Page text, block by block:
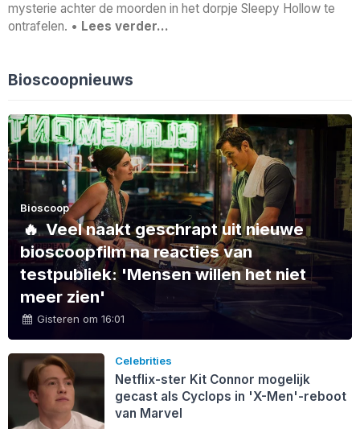
mysterie achter de moorden in het dorpje Sleepy Hollow te
ontrafelen. • Lees verder…
Bioscoopnieuws
Bioscoop
🔥Veel naakt geschrapt uit nieuwe
bioscoopfilm na reacties van
testpubliek: 'Mensen willen het niet
meer zien'
Gisteren om 16:01
Celebrities
Netflix-ster Kit Connor mogelijk
gecast als Cyclops in 'X-Men'-reboot
van Marvel